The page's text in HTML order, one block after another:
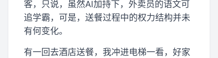
客，只说，虽然AI加持下，外卖员的语文可
追学霸，可是，送餐过程中的权力结构并未
有何变化。
有一回去酒店送餐，我冲进电梯一看，好家